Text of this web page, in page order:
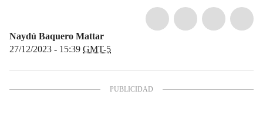
Naydú Baquero Mattar
27/12/2023 - 15:39 GMT-5